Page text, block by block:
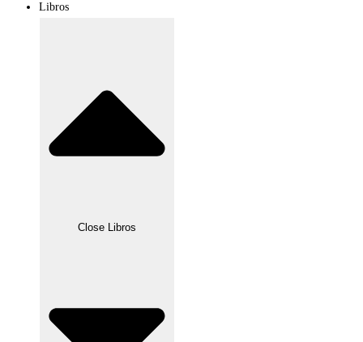
Libros
Close Libros